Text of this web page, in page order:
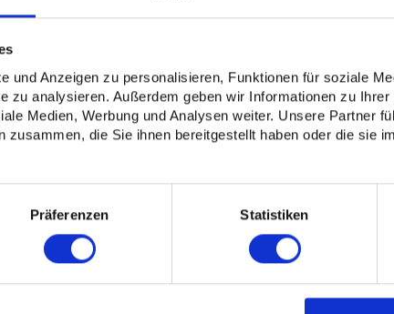
und Anzeigen zu personalisieren, Funktionen für soziale
zu analysieren. Außerdem geben wir Informationen zu Ihrer
Medien, Werbung und Analysen weiter. Unsere Partner
zusammen, die Sie ihnen bereitgestellt haben oder die sie
Präferenzen Statistiken
Datencheck
Ihre Daten durch unsere
Profis checken
Klimaneutral
Auf Wunsch klimaneutral
ClimatePartner